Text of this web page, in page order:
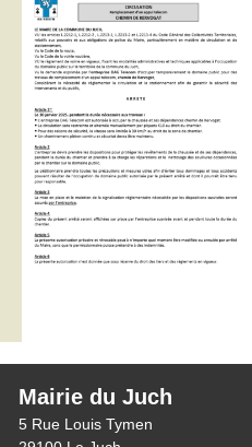
Mairie du Juch
5 Rue Louis Tymen